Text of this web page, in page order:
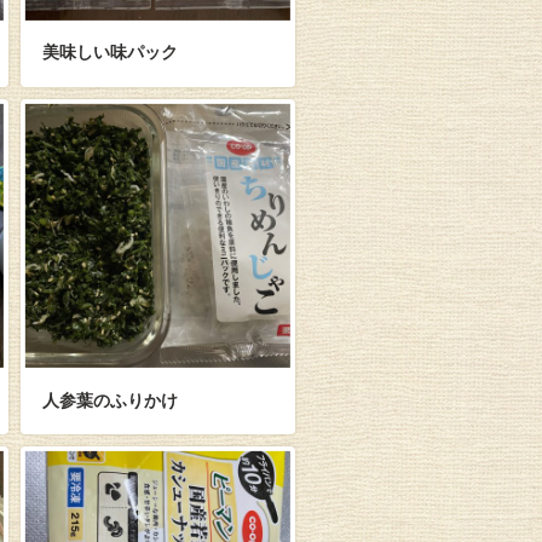
美味しい味パック
人参葉のふりかけ